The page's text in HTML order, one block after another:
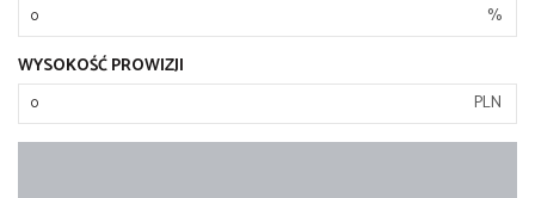
%
WYSOKOŚĆ PROWIZJI
PLN